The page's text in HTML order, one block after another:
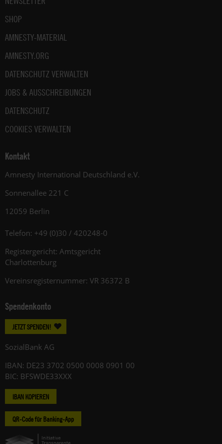
SHOP
AMNESTY-MATERIAL
AMNESTY.ORG
DATENSCHUTZ VERWALTEN
JOBS & AUSSCHREIBUNGEN
DATENSCHUTZ
COOKIES VERWALTEN
Kontakt
Amnesty International Deutschland e.V.
Sonnenallee 221 C
12059 Berlin
Telefon: +49 (0)30 / 420248-0
Registergericht: Amtsgericht
Charlottenburg
Vereinsregisternummer: VR 36372 B
Spendenkonto
JETZT SPENDEN!
SozialBank AG
IBAN: DE23 3702 0500 0008 0901 00
BIC: BFSWDE33XXX
IBAN KOPIEREN
QR-Code für Banking-App